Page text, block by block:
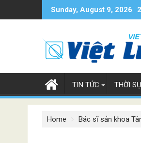
Sunday, August 9, 2026
TIN TỨC THỜI SỰ
Home Bác sĩ sản khoa